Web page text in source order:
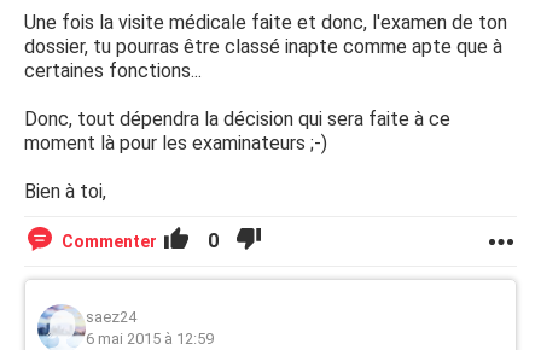
Une fois la visite médicale faite et donc, l'examen de ton
dossier, tu pourras être classé inapte comme apte que à
certaines fonctions...
Donc, tout dépendra la décision qui sera faite à ce
moment là pour les examinateurs ;-)
Bien à toi,
Commenter 0
saez24
6 mai 2015 à 12:59